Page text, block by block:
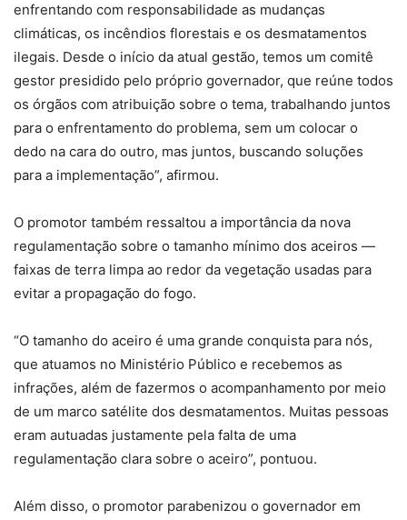
enfrentando com responsabilidade as mudanças
climáticas, os incêndios florestais e os desmatamentos
ilegais. Desde o início da atual gestão, temos um comitê
gestor presidido pelo próprio governador, que reúne todos
os órgãos com atribuição sobre o tema, trabalhando juntos
para o enfrentamento do problema, sem um colocar o
dedo na cara do outro, mas juntos, buscando soluções
para a implementação”, afirmou.
O promotor também ressaltou a importância da nova
regulamentação sobre o tamanho mínimo dos aceiros —
faixas de terra limpa ao redor da vegetação usadas para
evitar a propagação do fogo.
“O tamanho do aceiro é uma grande conquista para nós,
que atuamos no Ministério Público e recebemos as
infrações, além de fazermos o acompanhamento por meio
de um marco satélite dos desmatamentos. Muitas pessoas
eram autuadas justamente pela falta de uma
regulamentação clara sobre o aceiro”, pontuou.
Além disso, o promotor parabenizou o governador em